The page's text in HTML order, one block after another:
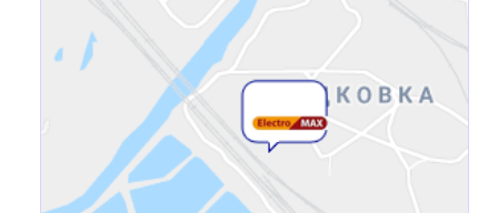
Ссылка для мобильных устройств